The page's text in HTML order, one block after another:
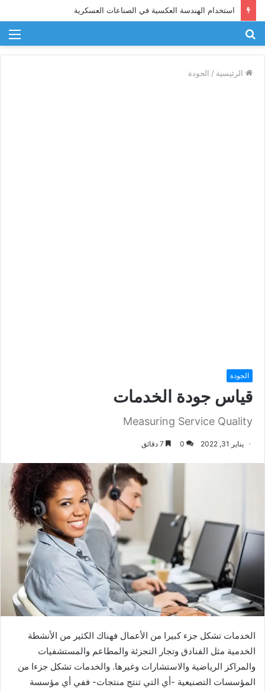
استخدام الهندسة العكسية في الصناعات العسكرية
الرئيسية / الجودة
الجودة
قياس جودة الخدمات
Measuring Service Quality
يناير 31, 2022 0
الخدمات تشكل جزء كبيرا من الأعمال فهناك الكثير من الأنشطة
الخدمية مثل الفنادق وتجار التجزئة والمطاعم والمستشفيات
والمراكز الرياضية والاستشارات وغيرها. والخدمات تشكل جزءا من
المؤسسات التصنيعية -أي التي تنتج منتجات- ففي أي مؤسسة